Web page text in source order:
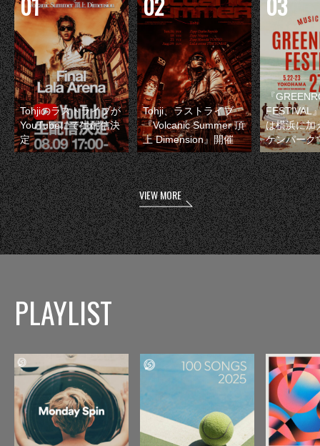
Tohjiのラストライブが
YouTubeにて生配信決
定
Tohji、ラストライブ
『Volcanic Summer 頂
上 Dimension』開催
『
FESTIVAL
は横浜に加
ケンパーク
VIEW MORE
PLAYLIST